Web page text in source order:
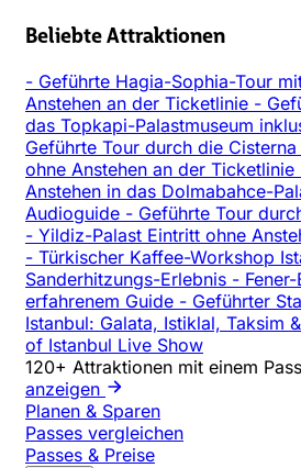
Beliebte Attraktionen
- Geführte Hagia-Sophia-Tour
Anstehen an der Ticketlinie -
das Topkapi-Palastmuseum
Geführte Tour durch die
ohne Anstehen an der Ticketlinie
Anstehen in das Dolmabahce-
Audioguide - Geführte Tour
- Yildiz-Palast Eintritt ohne
- Türkischer Kaffee-Workshop
Sanderhitzungs-Erlebnis -
erfahrenem Guide - Geführter
Istanbul: Galata, Istiklal, Taksim
of Istanbul Live Show
120+ Attraktionen mit einem Pass
anzeigen
Planen & Sparen
Passes vergleichen
Passes & Preise